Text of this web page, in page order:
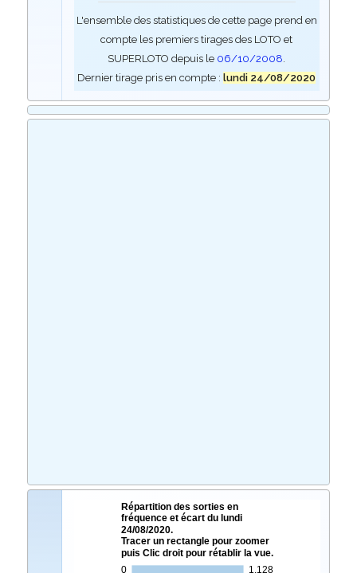
L'ensemble des statistiques de cette page prend en
compte les premiers tirages des LOTO et
SUPERLOTO depuis le 06/10/2008.
Dernier tirage pris en compte :lundi 24/08/2020
Répartition des sorties en
fréquence et écart du lundi
24/08/2020.
Tracer un rectangle pour zoomer
puis Clic droit pour rétablir la vue.
0
1,128